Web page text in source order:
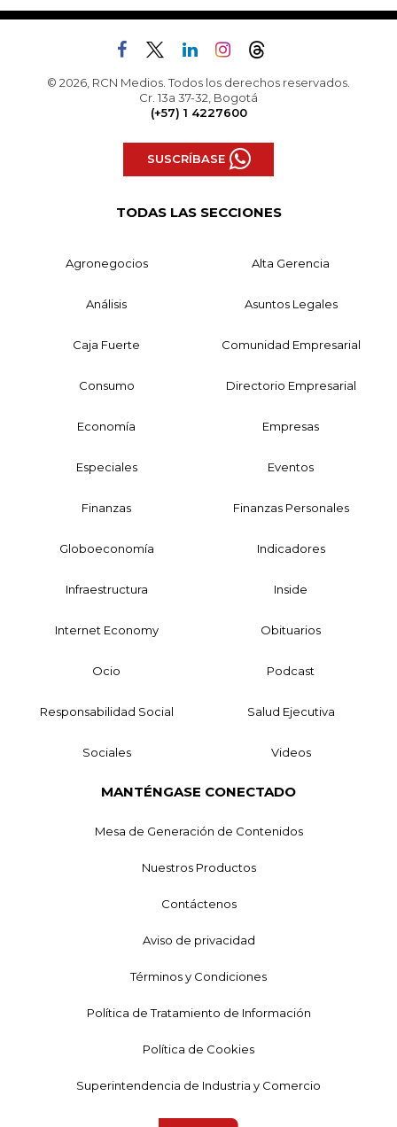
© 2026, RCN Medios. Todos los derechos reservados.
Cr. 13a 37-32, Bogotá
(+57) 1 4227600
SUSCRÍBASE
TODAS LAS SECCIONES
Agronegocios Alta Gerencia
Análisis Asuntos Legales
Caja Fuerte Comunidad Empresarial
Consumo Directorio Empresarial
Economía Empresas
Especiales Eventos
Finanzas Finanzas Personales
Globoeconomía Indicadores
Infraestructura Inside
Internet Economy Obituarios
Ocio Podcast
Responsabilidad Social Salud Ejecutiva
Sociales Videos
MANTÉNGASE CONECTADO
Mesa de Generación de Contenidos
Nuestros Productos
Contáctenos
Aviso de privacidad
Términos y Condiciones
Política de Tratamiento de Información
Política de Cookies
Superintendencia de Industria y Comercio